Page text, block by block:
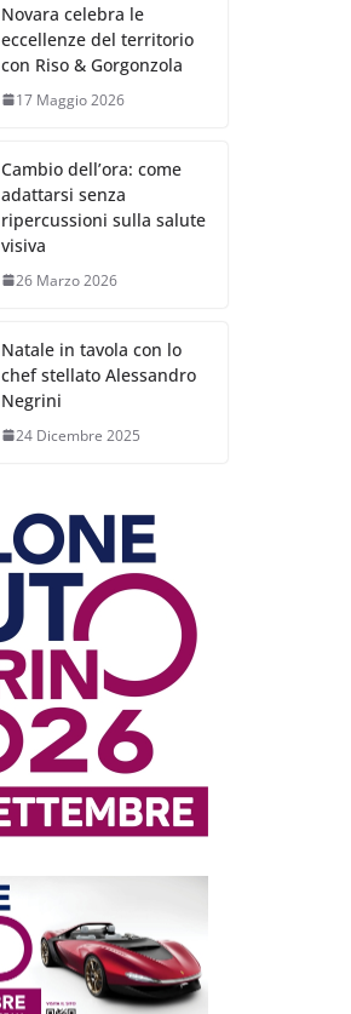
Novara celebra le
eccellenze del territorio
con Riso & Gorgonzola
17 Maggio 2026
Cambio dell’ora: come
adattarsi senza
ripercussioni sulla salute
visiva
26 Marzo 2026
Natale in tavola con lo
chef stellato Alessandro
Negrini
24 Dicembre 2025